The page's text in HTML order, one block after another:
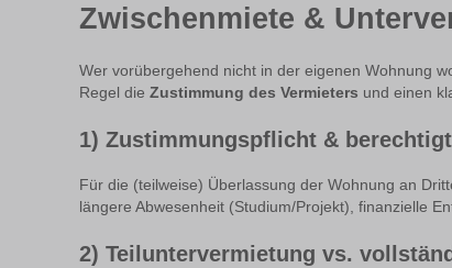
Zwischenmiete &
Wer vorübergehend nicht in der eigenen Wohnung
Regel die Zustimmung des Vermieters und einen
1) Zustimmungspflicht &
Für die (teilweise) Überlassung der Wohnung an
längere Abwesenheit (Studium/Projekt), finanzielle
2) Teiluntervermietung vs.